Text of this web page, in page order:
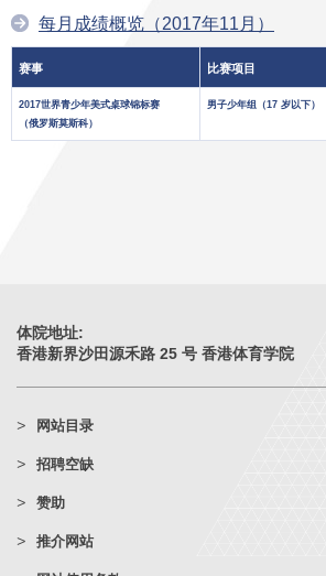
每月成绩概览（2017年11月）
赛事 比赛项目
2017世界青少年美式桌球锦标赛
（俄罗斯莫斯科）
男子少年组（17 岁以下）
体院地址:
香港新界沙田源禾路 25 号 香港体育学院
网站目录
招聘空缺
赞助
推介网站